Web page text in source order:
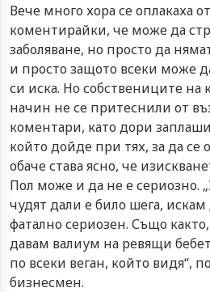
Вече много хора се оплакаха
коментирайки, че може да
заболяване, но просто да
и просто защото всеки може
си иска. Но собствениците на
начин не се притеснили от
коментари, като дори
който дойде при тях, за да се
обаче става ясно, че
Пол може и да не е сериозно.
чудят дали е било шега, искам
фатално сериозен. Също
давам валиум на ревящи
по всеки веган, който видя“,
бизнесмен.